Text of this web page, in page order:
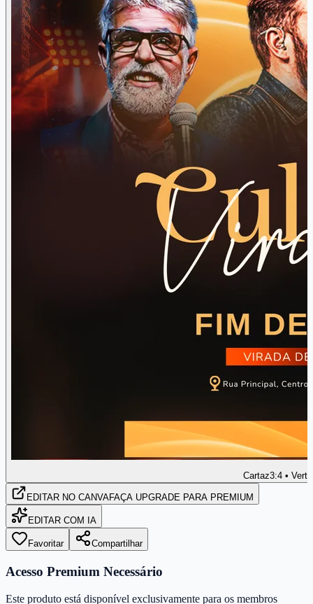
Cartaz3:4 •
EDITAR NO CANVAFAÇA UPGRADE PARA PREMIUM
EDITAR COM IA
Favoritar Compartilhar
Acesso Premium Necessário
Este produto está disponível exclusivamente para os membros